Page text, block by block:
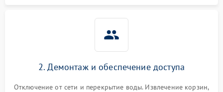
2. Демонтаж и обеспечение доступа
Отключение от сети и перекрытие воды. Извлечение корзин,